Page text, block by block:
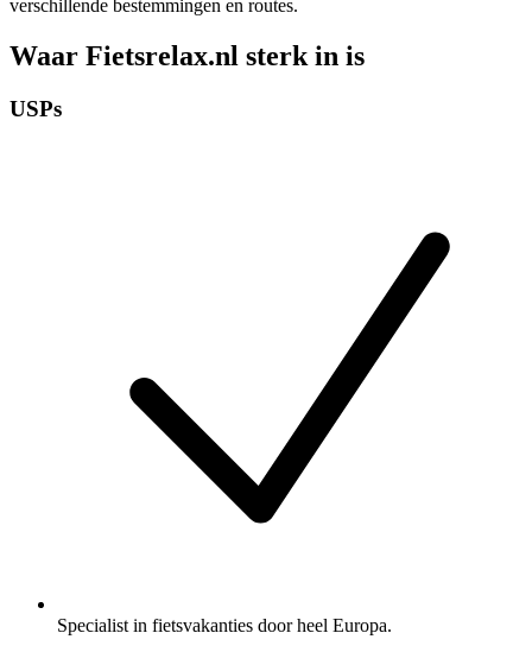
verschillende bestemmingen en routes.
Waar Fietsrelax.nl sterk in is
USPs
Specialist in fietsvakanties door heel Europa.